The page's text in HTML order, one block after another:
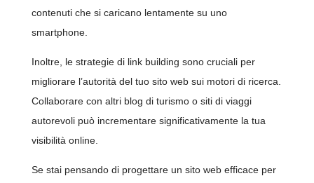
contenuti che si caricano lentamente su uno
smartphone.
Inoltre, le strategie di link building sono cruciali per
migliorare l’autorità del tuo sito web sui motori di ricerca.
Collaborare con altri blog di turismo o siti di viaggi
autorevoli può incrementare significativamente la tua
visibilità online.
Se stai pensando di progettare un sito web efficace per